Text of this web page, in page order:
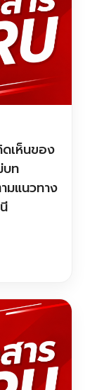
เห็นของ
บท
แนวทาง